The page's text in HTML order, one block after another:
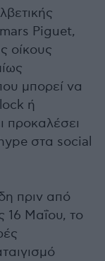
Piguet,
οίκους
μπορεί να
ή
προκαλέσει
στα social
πριν από
16 Μαΐου, το